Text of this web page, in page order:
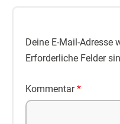
Deine E-Mail-
Erforderliche Felder
Kommentar*